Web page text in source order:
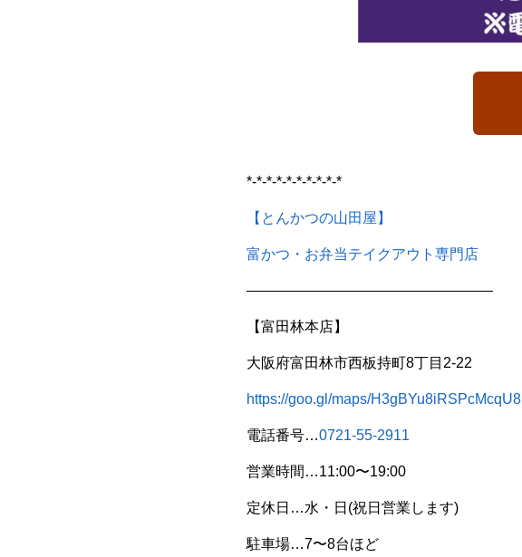
*-*-*-*-*-*-*-*-*-*
【とんかつの山田屋】
富かつ・お弁当テイクアウト専門店
—————————————————
【富田林本店】
大阪府富田林市西板持町8丁目2-22
https://goo.gl/maps/H3gBYu8iRSPcMcqU8
電話番号…0721-55-2911
営業時間…11:00〜19:00
定休日…水・日(祝日営業します)
駐車場…7〜8台ほど